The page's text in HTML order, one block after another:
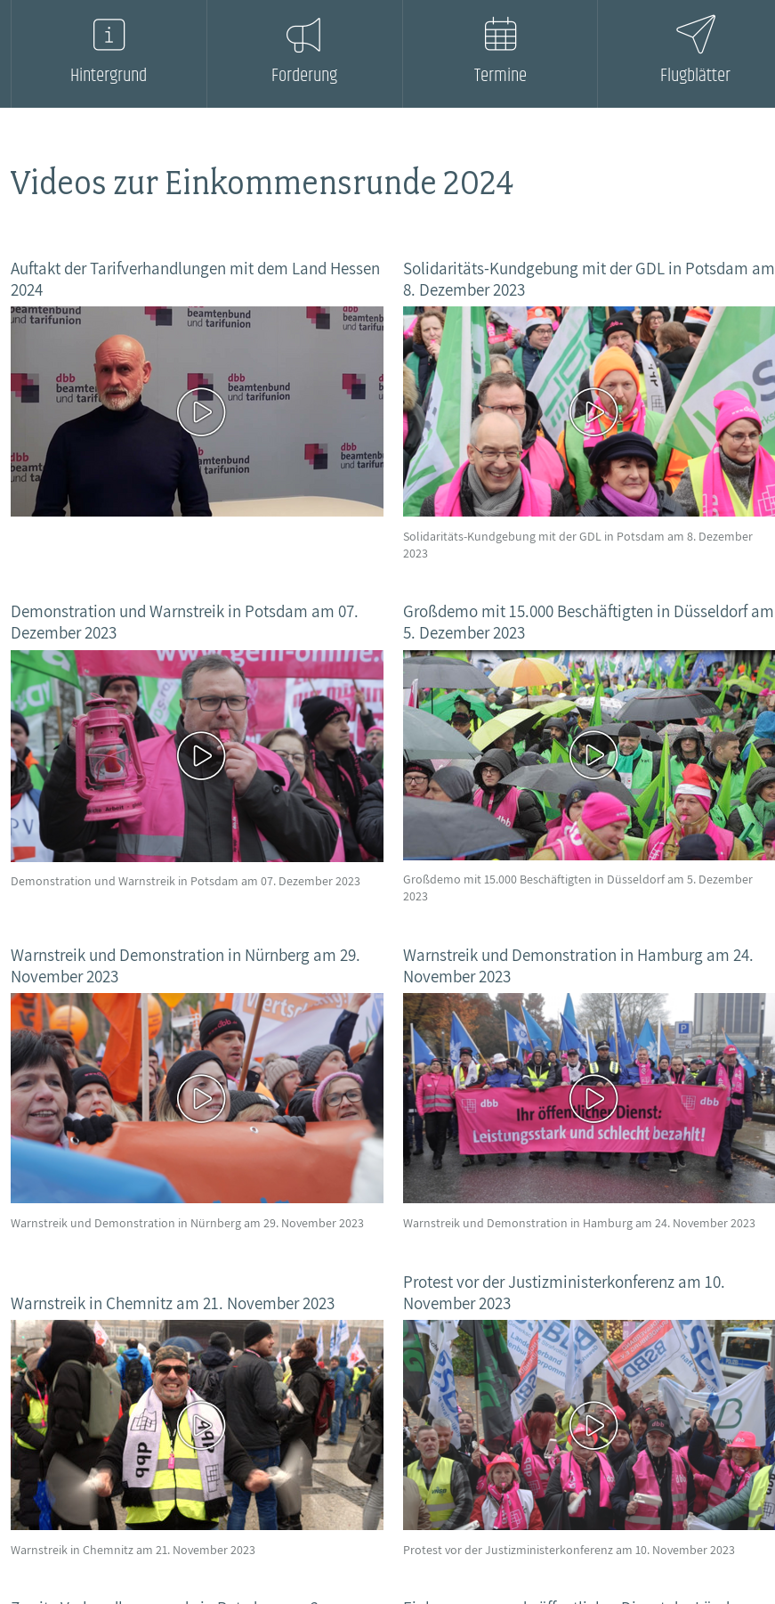
Frauen
Jugend
Versorgung
Beihilfe
Tarifverträge
Rechtsprechung
Bildung
Europa
MITBESTIMMUNG
MITGLIEDSCHAFT & SERVICE
Akademie
Verlag
Hintergrund Forderung Termine Flugblätter
Videos zur Einkommensrunde 2024
Auftakt der Tarifverhandlungen mit dem Land Hessen
2024
Solidaritäts-Kundgebung mit der GDL in Potsdam am
8. Dezember 2023
Solidaritäts-Kundgebung mit der GDL in Potsdam am 8. Dezember
2023
Demonstration und Warnstreik in Potsdam am 07.
Dezember 2023
Demonstration und Warnstreik in Potsdam am 07. Dezember 2023
Großdemo mit 15.000 Beschäftigten in Düsseldorf am
5. Dezember 2023
Großdemo mit 15.000 Beschäftigten in Düsseldorf am 5. Dezember
2023
Warnstreik und Demonstration in Nürnberg am 29.
November 2023
Warnstreik und Demonstration in Nürnberg am 29. November 2023
Warnstreik und Demonstration in Hamburg am 24.
November 2023
Warnstreik und Demonstration in Hamburg am 24. November 2023
Warnstreik in Chemnitz am 21. November 2023
Warnstreik in Chemnitz am 21. November 2023
Protest vor der Justizministerkonferenz am 10.
November 2023
Protest vor der Justizministerkonferenz am 10. November 2023